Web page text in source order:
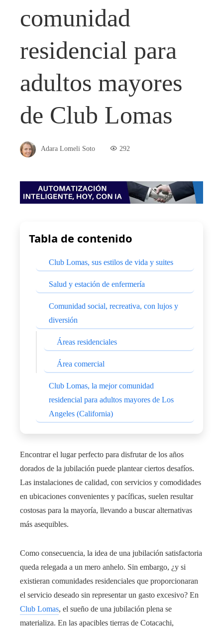
comunidad
residencial para
adultos mayores
de Club Lomas
Adara Lomeli Soto 292
Tabla de contenido
Club Lomas, sus estilos de vida y suites
Salud y estación de enfermería
Comunidad social, recreativa, con lujos y
diversión
Áreas residenciales
Área comercial
Club Lomas, la mejor comunidad
residencial para adultos mayores de Los
Angeles (California)
Encontrar el lugar perfecto para disfrutar de los años
dorados de la jubilación puede plantear ciertos desafíos.
Las instalaciones de calidad, con servicios y comodidades
en ubicaciones convenientes y pacíficas, suelen resultar
costosas para la mayoría, llevando a buscar alternativas
más asequibles.
Como consecuencia, la idea de una jubilación satisfactoria
queda relegada a un mero anhelo. Sin embargo, ¿y si
existieran comunidades residenciales que proporcionaran
el servicio deseado sin representar un gasto excesivo? En
Club Lomas, el sueño de una jubilación plena se
materializa. En las apacibles tierras de Cotacachi,